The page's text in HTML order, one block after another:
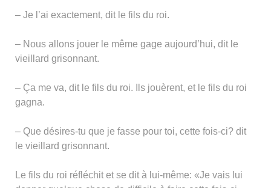
– Je l’ai exactement, dit le fils du roi.
– Nous allons jouer le même gage aujourd’hui, dit le
vieillard grisonnant.
– Ça me va, dit le fils du roi. Ils jouèrent, et le fils du roi
gagna.
– Que désires-tu que je fasse pour toi, cette fois-ci? dit
le vieillard grisonnant.
Le fils du roi réfléchit et se dit à lui-même: «Je vais lui